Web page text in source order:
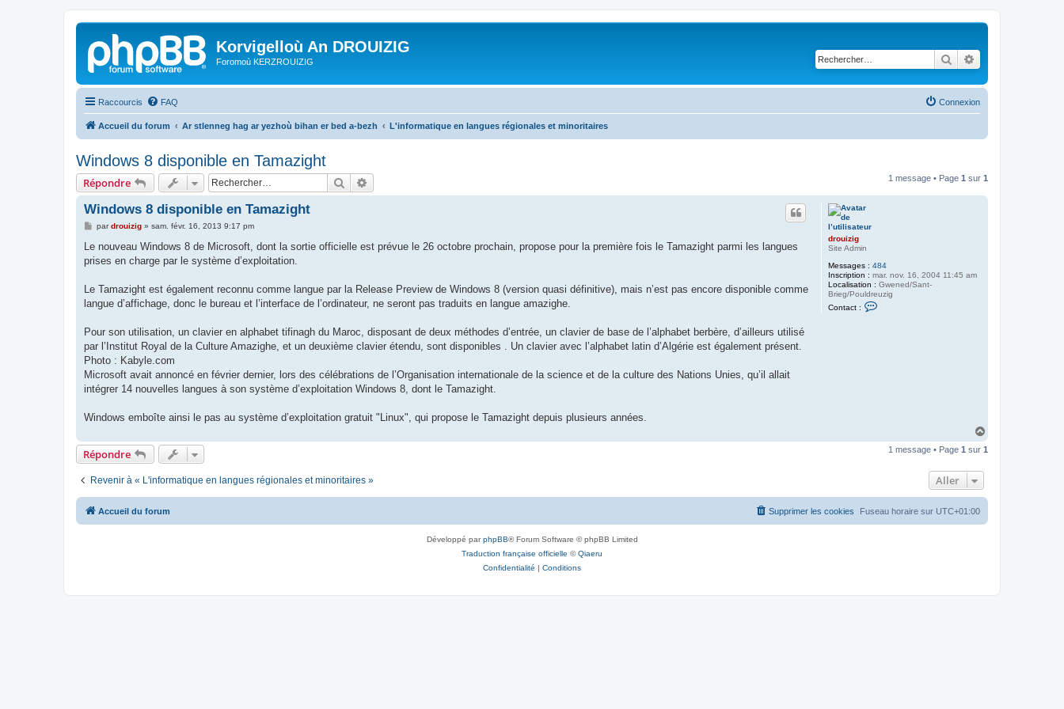
Korvigelloù An DROUIZIG
Foromoù KERZROUIZIG Rechercher
Raccourcis FAQ Connexion
Accueil du forum Ar stlenneg hag ar yezhoù bihan er bed a-bezh L'informatique en langues régionales et minoritaires
Windows 8 disponible en Tamazight
Répondre Rechercher 1 message • Page 1 sur 1
drouizig
Site Admin
Messages : 484
Inscription : mar. nov. 16, 2004 11:45 am
Localisation : Gwened/Sant-
Brieg/Pouldreuzig
Contact :
Windows 8 disponible en Tamazight
M
s
a
pardrouizig» sam. févr. 16, 2013 9:17 pm
Le nouveau Windows 8 de Microsoft, dont la sortie officielle est prévue le 26 octobre prochain, propose pour la première fois le Tamazight parmi les langues
prises en charge par le système d’exploitation.
Le Tamazight est également reconnu comme langue par la Release Preview de Windows 8 (version quasi définitive), mais n’est pas encore disponible comme
langue d’affichage, donc le bureau et l’interface de l’ordinateur, ne seront pas traduits en langue amazighe.
Pour son utilisation, un clavier en alphabet tifinagh du Maroc, disposant de deux méthodes d’entrée, un clavier de base de l’alphabet berbère, d’ailleurs utilisé
par l’Institut Royal de la Culture Amazighe, et un deuxième clavier étendu, sont disponibles . Un clavier avec l’alphabet latin d’Algérie est également présent.
Photo : Kabyle.com
Microsoft avait annoncé en février dernier, lors des célébrations de l’Organisation internationale de la science et de la culture des Nations Unies, qu’il allait
intégrer 14 nouvelles langues à son système d’exploitation Windows 8, dont le Tamazight.
Windows emboîte ainsi le pas au système d’exploitation gratuit "Linux", qui propose le Tamazight depuis plusieurs années.
u
Répondre 1 message • Page 1 sur 1
Revenir à « L'informatique en langues régionales et minoritaires » Aller
Accueil du forum Fuseau horaire sur UTC+01:00
Supprimer les cookies
Développé parphpBB® Forum Software © phpBB Limited
Traduction française officielle ©Qiaeru
Confidentialité | Conditions